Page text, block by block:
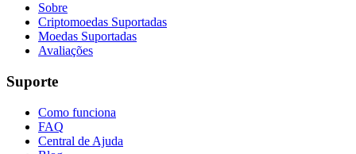
Sobre
Criptomoedas Suportadas
Moedas Suportadas
Avaliações
Suporte
Como funciona
FAQ
Central de Ajuda